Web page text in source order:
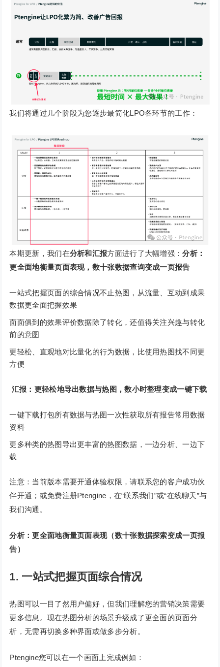
我们将通过几个阶段为您逐步最简化LPO各环节的工作：
本期更新，我们在分析和汇报方面进行了大幅增强：分析：
更全面地衡量页面表现，数十张数据查询变成一页报告
一站式把握页面的综合情况不止热图，从流量、互动到成果
数据更全面把握效果
面面俱到的效果评价数据除了转化，还值得关注兴趣与转化
前的意图
更轻松、直观地对比量化的行为数据，比使用热图找不同更
方便
汇报：更轻松地导出数据与热图，数小时整理变成一键下载
一键下载打包所有数据与热图一次性获取所有报告常用数据
资料
更多种类的热图导出更丰富的热图数据，一边分析、一边下
载
注意：当前版本需要开通体验权限，请联系您的客户成功伙
伴开通；或免费注册Ptengine，在“联系我们”或“在线聊天”与
我们沟通。
分析：更全面地衡量页面表现（数十张数据探索变成一页报
告）
1. 一站式把握页面综合情况
热图可以一目了然用户偏好，但我们理解您的营销决策需要
更多信息。现在热图分析的场景升级成了更全面的页面分
析，无需再切换多种界面或做多步分析。
Ptengine您可以在一个画面上完成例如：